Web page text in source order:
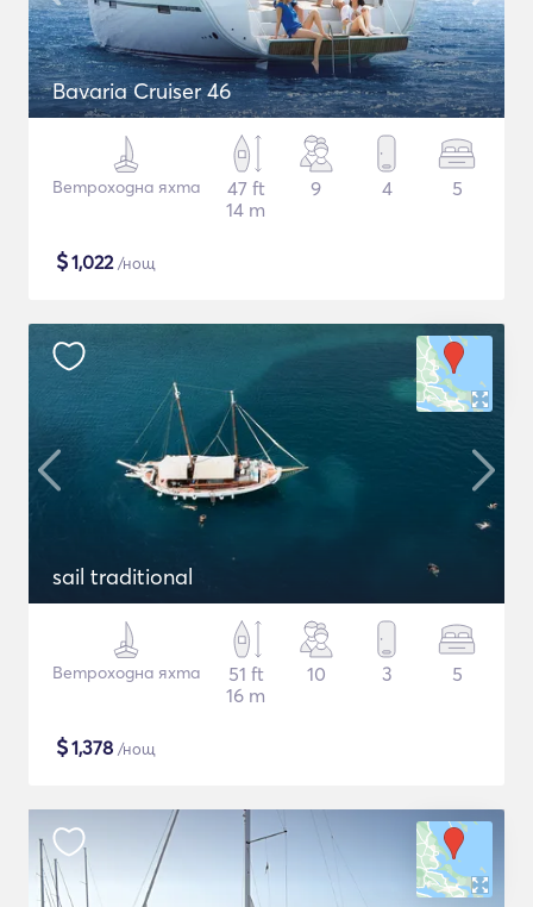
Bavaria Cruiser 46
Ветроходна яхта
47 ft
14 m
9 4 5
$1,022/нощ
sail traditional
Ветроходна яхта
51 ft
16 m
10 3 5
$1,378 /нощ